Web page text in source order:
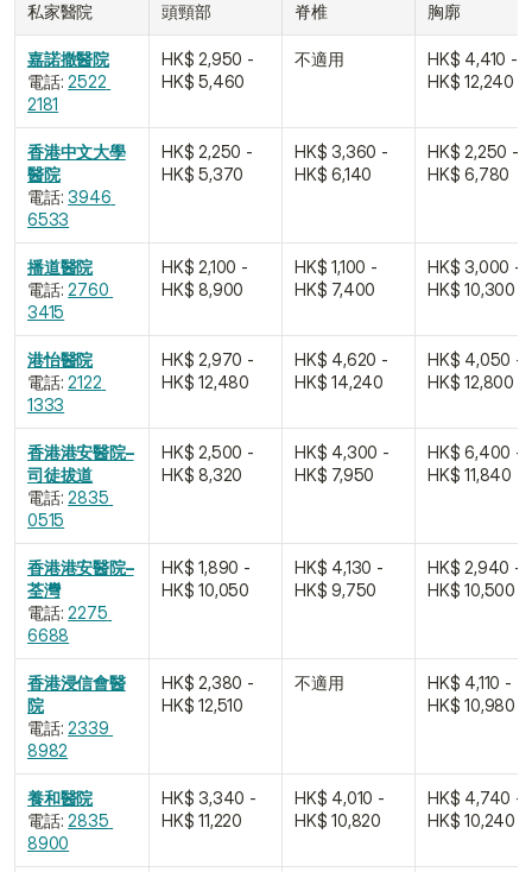
私家醫院
頭頸部 脊椎 胸廓
嘉諾撒醫院
電話: 2522
2181
HK$ 2,950 -
HK$ 5,460
不適用
HK$ 4,410 -
HK$ 12,240
香港中文大學
醫院
電話: 3946
6533
HK$ 2,250 -
HK$ 5,370
HK$ 3,360 -
HK$ 6,140
HK$ 2,250 -
HK$ 6,780
播道醫院
電話: 2760
3415
HK$ 2,100 -
HK$ 8,900
HK$ 1,100 -
HK$ 7,400
HK$ 3,000 -
HK$ 10,300
港怡醫院
電話: 2122
1333
HK$ 2,970 -
HK$ 12,480
HK$ 4,620 -
HK$ 14,240
HK$ 4,050 -
HK$ 12,800
香港港安醫院–
司徒拔道
電話: 2835
0515
HK$ 2,500 -
HK$ 8,320
HK$ 4,300 -
HK$ 7,950
HK$ 6,400 -
HK$ 11,840
香港港安醫院–
荃灣
電話: 2275
6688
HK$ 1,890 -
HK$ 10,050
HK$ 4,130 -
HK$ 9,750
HK$ 2,940 -
HK$ 10,500
香港浸信會醫
院
電話: 2339
8982
HK$ 2,380 -
HK$ 12,510
不適用
HK$ 4,110 -
HK$ 10,980
養和醫院
電話: 2835
8900
HK$ 3,340 -
HK$ 11,220
HK$ 4,010 -
HK$ 10,820
HK$ 4,740 -
HK$ 10,240